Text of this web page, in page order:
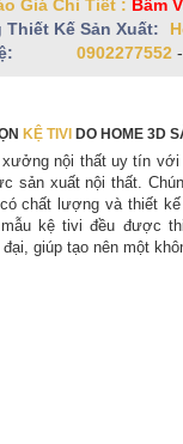
Giá Chi Tiết : Bấm
Thiết Kế Sản Xuất:
0902277552
KỆ TIVI DO HOME 3D
xưởng nội thất uy tín với
sản xuất nội thất.
chất lượng và thiết kế
kệ tivi đều được
giúp tạo nên một